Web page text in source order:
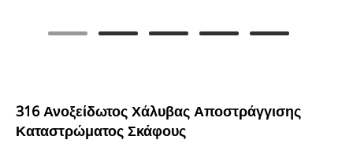
316 Ανοξείδωτος Χάλυβας Αποστράγγισης
Καταστρώματος Σκάφους